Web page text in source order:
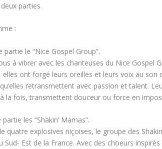
parties.
:
partie le “Nice Gospel Group”.
à vibrer avec les chanteuses du Nice Gospel
elles ont forgé leurs oreilles et leurs voix au
retransmettent avec passion et talent.
la fois, transmettent douceur ou force en
les “Shakin’ Mamas”.
quatre explosives niçoises, le groupe des
Sud- Est de la France. Avec des choeurs